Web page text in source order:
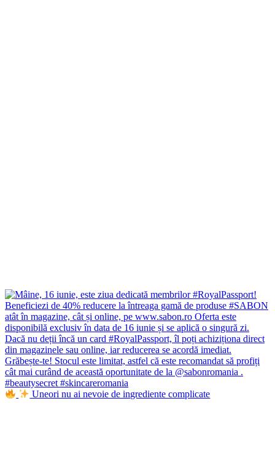
Uneori nu ai nevoie de ingrediente complicate